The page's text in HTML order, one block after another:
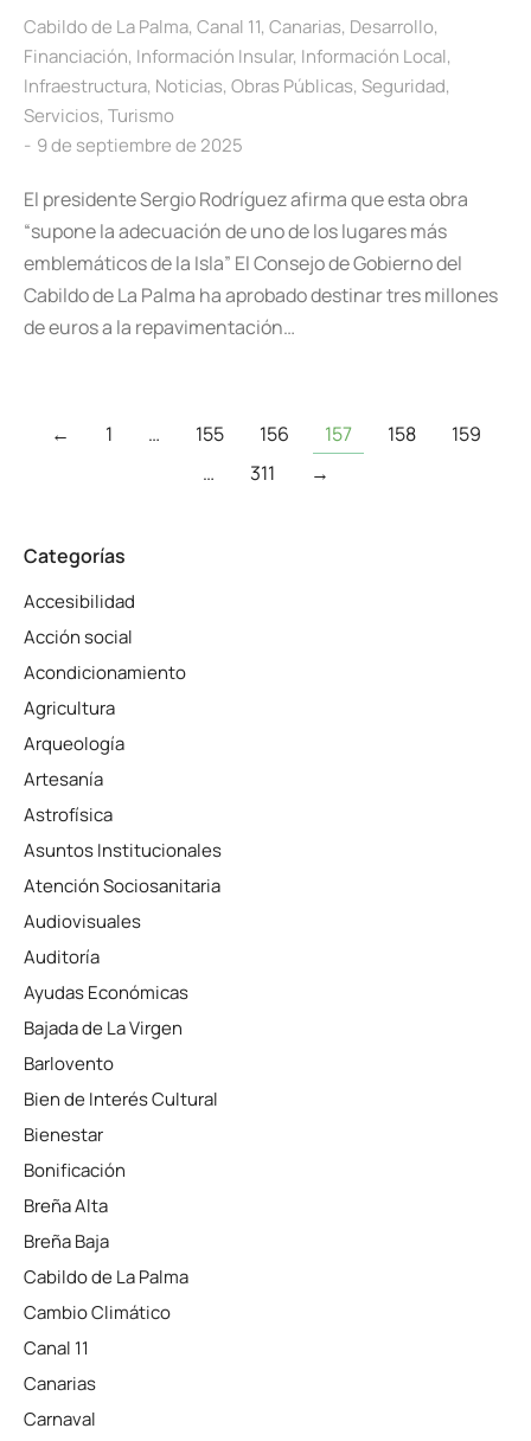
Cabildo de La Palma, Canal 11, Canarias, Desarrollo,
Financiación, Información Insular, Información Local,
Infraestructura, Noticias, Obras Públicas, Seguridad,
Servicios, Turismo
9 de septiembre de 2025
El presidente Sergio Rodríguez afirma que esta obra
“supone la adecuación de uno de los lugares más
emblemáticos de la Isla” El Consejo de Gobierno del
Cabildo de La Palma ha aprobado destinar tres millones
de euros a la repavimentación…
← 1 … 155 156 157 158
159
…
311 →
Categorías
Accesibilidad
Acción social
Acondicionamiento
Agricultura
Arqueología
Artesanía
Astrofísica
Asuntos Institucionales
Atención Sociosanitaria
Audiovisuales
Auditoría
Ayudas Económicas
Bajada de La Virgen
Barlovento
Bien de Interés Cultural
Bienestar
Bonificación
Breña Alta
Breña Baja
Cabildo de La Palma
Cambio Climático
Canal 11
Canarias
Carnaval